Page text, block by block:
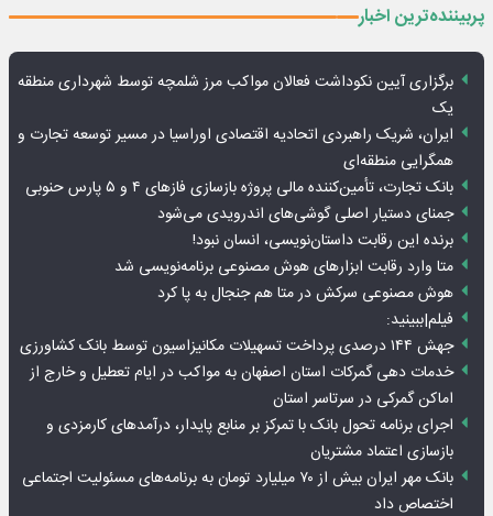
پربیننده‌ترین اخبار
برگزاری آیین نکوداشت فعالان مواکب مرز شلمچه توسط شهرداری منطقه
یک
ایران، شریک راهبردی اتحادیه اقتصادی اوراسیا در مسیر توسعه تجارت و
همگرایی منطقه‌ای
بانک تجارت، تأمین‌کننده مالی پروژه بازسازی فازهای ۴ و ۵ پارس حنوبی
جمنای دستیار اصلی گوشی‌های اندرویدی می‌شود
برنده این رقابت داستان‌نویسی، انسان نبود!
متا وارد رقابت ابزارهای هوش مصنوعی برنامه‌نویسی شد
هوش مصنوعی سرکش در متا هم جنجال به پا کرد
فیلم|ببینید:
جهش ۱۴۴ درصدی پرداخت تسهیلات مکانیزاسیون توسط بانک کشاورزی
خدمات دهی گمرکات استان اصفهان به مواکب در ایام تعطیل و خارج از
اماکن گمرکی در سرتاسر استان
اجرای برنامه تحول بانک با تمرکز بر منابع پایدار، درآمدهای کارمزدی و
بازسازی اعتماد مشتریان
بانک مهر ایران بیش از ۷۰ میلیارد تومان به برنامه‌های مسئولیت اجتماعی
اختصاص داد